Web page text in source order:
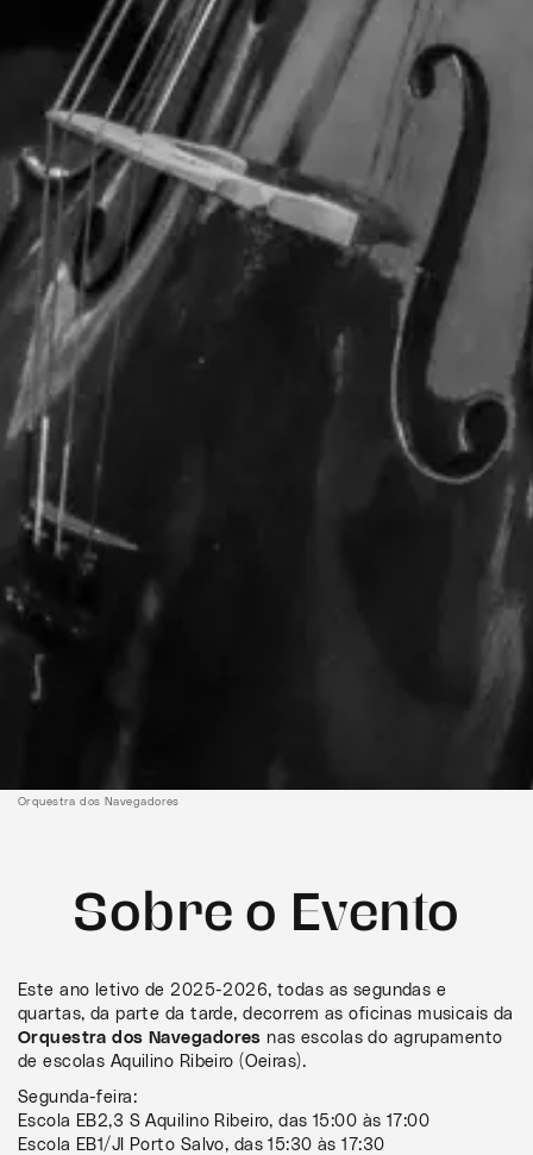
Orquestra dos Navegadores
Sobre o Evento
Este ano letivo de 2025-2026, todas as segundas e
quartas, da parte da tarde, decorrem as oficinas musicais da
Orquestra dos Navegadores nas escolas do agrupamento
de escolas Aquilino Ribeiro (Oeiras).
Segunda-feira:
Escola EB2,3 S Aquilino Ribeiro, das 15:00 às 17:00
Escola EB1/JI Porto Salvo, das 15:30 às 17:30